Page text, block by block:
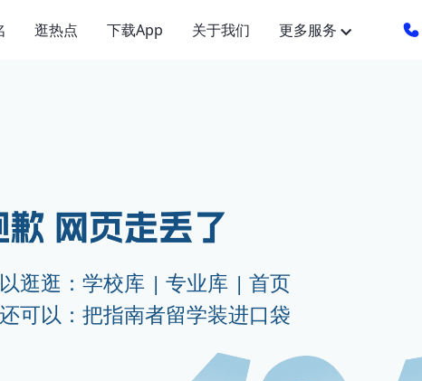
逛热点 下载App 关于我们 更多服务
逛逛： 学校库 | 专业库 | 首页
可以：把指南者留学装进口袋